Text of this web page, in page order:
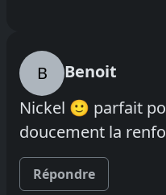
B
Benoit
Nickel 🙂 parfait
doucement la
Répondre